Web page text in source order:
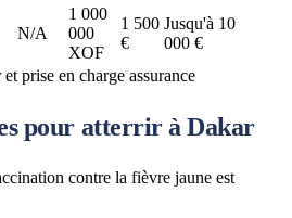
N/A
1 000
000
XOF
1 500
€
Jusqu'à 10
000 €
prise en charge assurance
pour atterrir à Dakar
contre la fièvre jaune est